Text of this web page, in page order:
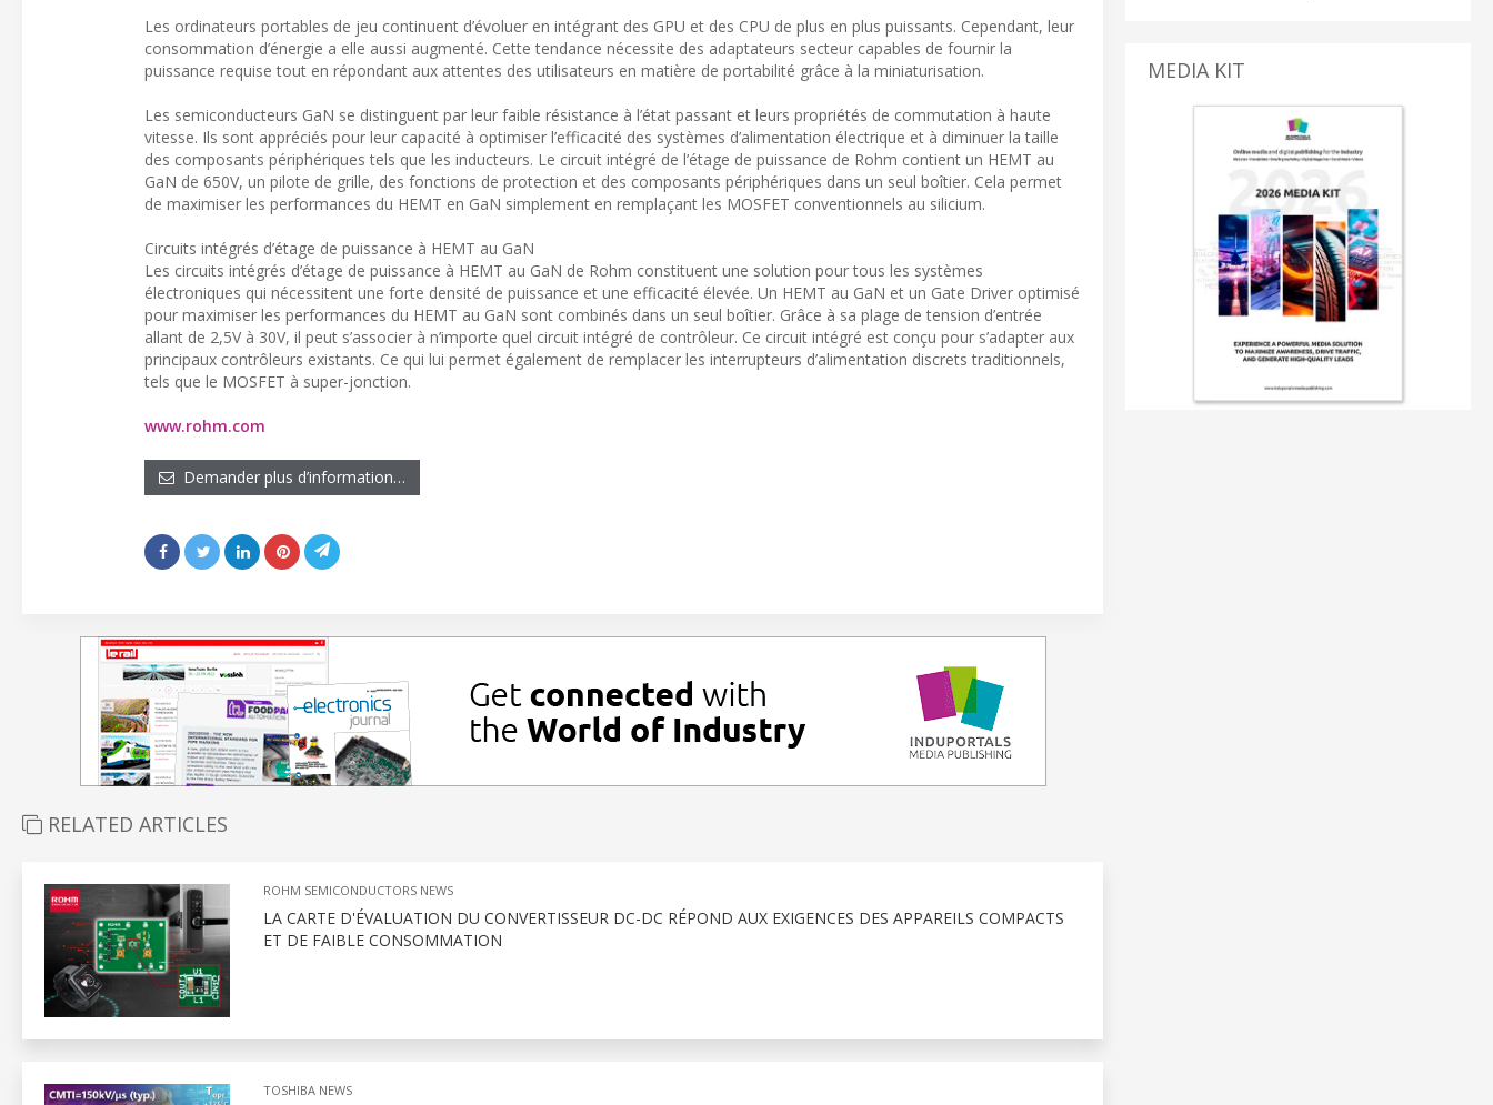
Les ordinateurs portables de jeu continuent d’évoluer en intégrant des GPU et des CPU de plus en plus puissants. Cependant, leur
consommation d’énergie a elle aussi augmenté. Cette tendance nécessite des adaptateurs secteur capables de fournir la
puissance requise tout en répondant aux attentes des utilisateurs en matière de portabilité grâce à la miniaturisation.
Les semiconducteurs GaN se distinguent par leur faible résistance à l’état passant et leurs propriétés de commutation à haute
vitesse. Ils sont appréciés pour leur capacité à optimiser l’efficacité des systèmes d’alimentation électrique et à diminuer la taille
des composants périphériques tels que les inducteurs. Le circuit intégré de l’étage de puissance de Rohm contient un HEMT au
GaN de 650V, un pilote de grille, des fonctions de protection et des composants périphériques dans un seul boîtier. Cela permet
de maximiser les performances du HEMT en GaN simplement en remplaçant les MOSFET conventionnels au silicium.
Circuits intégrés d’étage de puissance à HEMT au GaN
Les circuits intégrés d’étage de puissance à HEMT au GaN de Rohm constituent une solution pour tous les systèmes
électroniques qui nécessitent une forte densité de puissance et une efficacité élevée. Un HEMT au GaN et un Gate Driver optimisé
pour maximiser les performances du HEMT au GaN sont combinés dans un seul boîtier. Grâce à sa plage de tension d’entrée
allant de 2,5V à 30V, il peut s’associer à n’importe quel circuit intégré de contrôleur. Ce circuit intégré est conçu pour s’adapter aux
principaux contrôleurs existants. Ce qui lui permet également de remplacer les interrupteurs d’alimentation discrets traditionnels,
tels que le MOSFET à super-jonction.
www.rohm.com
Demander plus d’information…
RELATED ARTICLES
ROHM SEMICONDUCTORS NEWS
LA CARTE D'ÉVALUATION DU CONVERTISSEUR DC-DC RÉPOND AUX EXIGENCES DES APPAREILS COMPACTS
ET DE FAIBLE CONSOMMATION
TOSHIBA NEWS
MEDIA KIT